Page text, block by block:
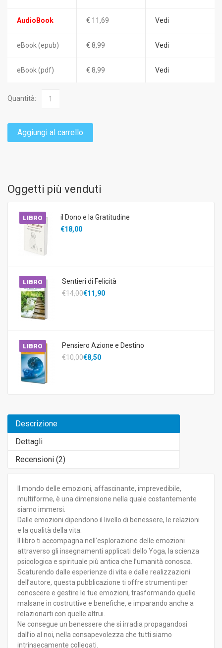
AudioBook € 11,69 Vedi
eBook (epub) € 8,99 Vedi
eBook (pdf) € 8,99 Vedi
Quantità:
Aggiungi al carrello
Oggetti più venduti
LIBRO
il Dono e la Gratitudine
€18,00
LIBRO
Sentieri di Felicità
€14,00€11,90
LIBRO
Pensiero Azione e Destino
€10,00€8,50
Descrizione
Dettagli
Recensioni (2)
Il mondo delle emozioni, affascinante, imprevedibile,
multiforme, è una dimensione nella quale costantemente
siamo immersi.
Dalle emozioni dipendono il livello di benessere, le relazioni
e la qualità della vita.
Il libro ti accompagna nell’esplorazione delle emozioni
attraverso gli insegnamenti applicati dello Yoga, la scienza
psicologica e spirituale più antica che l’umanità conosca.
Scaturendo dalle esperienze di vita e dalle realizzazioni
dell’autore, questa pubblicazione ti offre strumenti per
conoscere e gestire le tue emozioni, trasformando quelle
malsane in costruttive e benefiche, e imparando anche a
relazionarti con quelle altrui.
Ne consegue un benessere che si irradia propagandosi
dall’io al noi, nella consapevolezza che tutti siamo
intrinsecamente collegati.